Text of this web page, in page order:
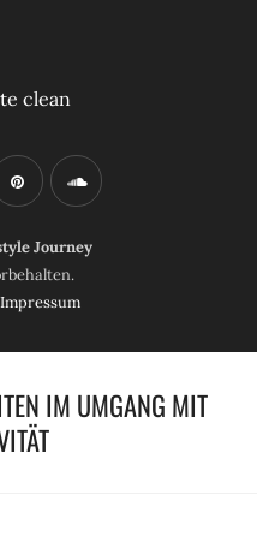
Journey
Impressum
IM UMGANG MIT